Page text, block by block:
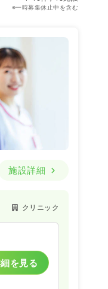
※一時募集休止中を含む
施設詳細
クリニック
を見る